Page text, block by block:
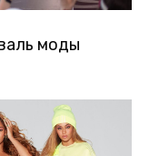
моды